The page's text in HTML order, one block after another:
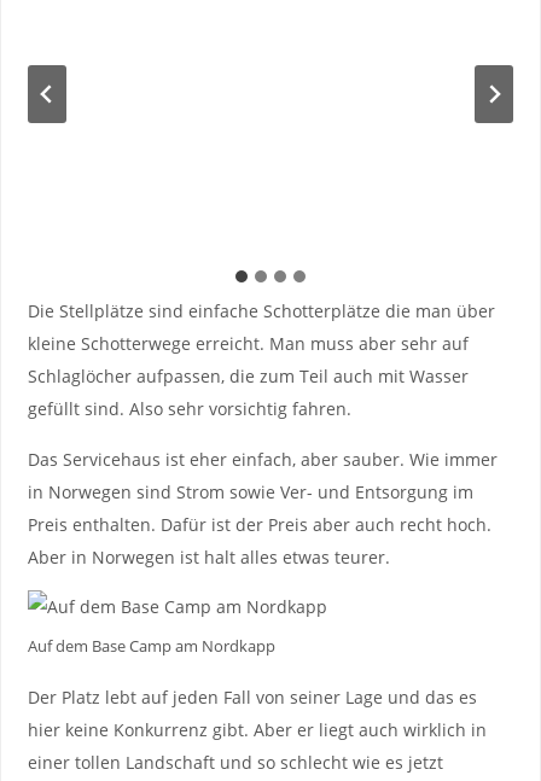
Die Stellplätze sind einfache Schotterplätze die man über
kleine Schotterwege erreicht. Man muss aber sehr auf
Schlaglöcher aufpassen, die zum Teil auch mit Wasser
gefüllt sind. Also sehr vorsichtig fahren.
Das Servicehaus ist eher einfach, aber sauber. Wie immer
in Norwegen sind Strom sowie Ver- und Entsorgung im
Preis enthalten. Dafür ist der Preis aber auch recht hoch.
Aber in Norwegen ist halt alles etwas teurer.
Auf dem Base Camp am Nordkapp
Der Platz lebt auf jeden Fall von seiner Lage und das es
hier keine Konkurrenz gibt. Aber er liegt auch wirklich in
einer tollen Landschaft und so schlecht wie es jetzt